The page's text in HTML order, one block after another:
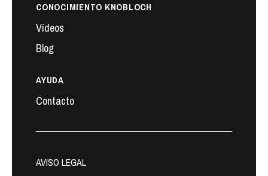
CONOCIMIENTO KNOBLOCH
Vídeos
Blog
AYUDA
Contacto
AVISO LEGAL